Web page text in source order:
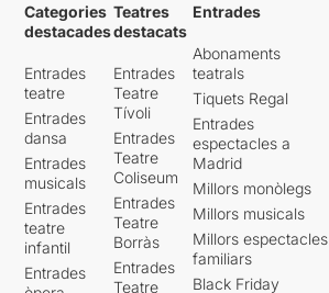
Categories
destacades
Entrades
teatre
Entrades
dansa
Entrades
musicals
Entrades
teatre
infantil
Entrades
Teatres
destacats
Entrades
Teatre
Tívoli
Entrades
Teatre
Coliseum
Entrades
Teatre
Borràs
Entrades
Teatre
Entrades
Abonaments
teatrals
Tiquets Regal
Entrades
espectacles a
Madrid
Millors monòlegs
Millors musicals
Millors espectacles
familiars
Black Friday